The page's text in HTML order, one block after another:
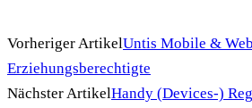
Vorheriger ArtikelUntis Mobile &
Erziehungsberechtigte
Nächster ArtikelHandy (Devices-)